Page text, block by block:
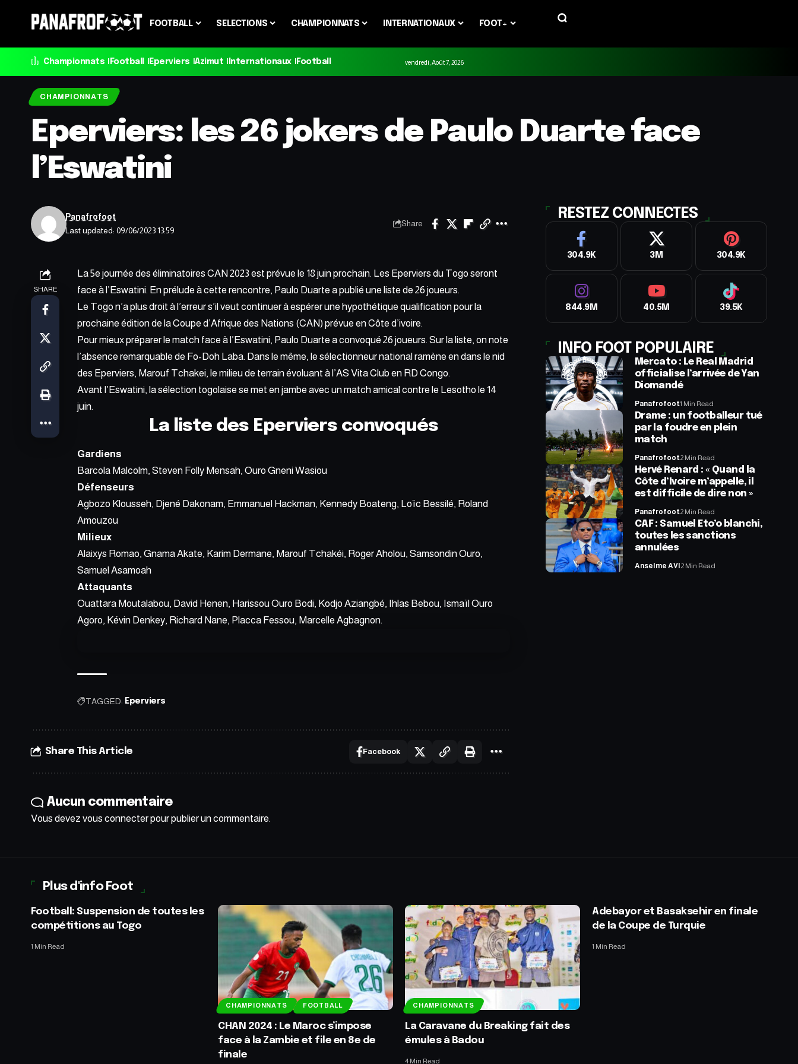
FOOTBALL SELECTIONS CHAMPIONNATS INTERNATIONAUX FOOT+
Championnats Football Eperviers Azimut Internationaux Football vendredi, Août 7, 2026
CHAMPIONNATS
Eperviers: les 26 jokers de Paulo Duarte face
l’Eswatini
Last updated: 09/06/2023 13:59
Panafrofoot
Share
SHARE
La 5e journée des éliminatoires CAN 2023 est prévue le 18 juin prochain. Les Eperviers du Togo seront
face à l’Eswatini. En prélude à cette rencontre, Paulo Duarte a publié une liste de 26 joueurs.
Le Togo n’a plus droit à l’erreurs’il veut continuer à espérer une hypothétique qualification pour la
prochaine édition de la Coupe d’Afrique des Nations (CAN) prévue en Côte d’ivoire.
Pour mieux préparer le match face à l’Eswatini, Paulo Duarte a convoqué 26 joueurs. Sur la liste, on note
l’absence remarquable de Fo-Doh Laba. Dans le même, le sélectionneur national ramène en dans le nid
des Eperviers, Marouf Tchakei, le milieu de terrain évoluant à l’AS Vita Club en RD Congo.
Avant l’Eswatini, la sélection togolaise se met en jambe avec un match amical contre le Lesotho le 14
juin.
La liste des Eperviers convoqués
Gardiens
Barcola Malcolm, Steven Folly Mensah, Ouro Gneni Wasiou
Défenseurs
Agbozo Klousseh, Djené Dakonam, Emmanuel Hackman, Kennedy Boateng, Loïc Bessilé, Roland
Amouzou
Milieux
Alaixys Romao, Gnama Akate, Karim Dermane, Marouf Tchakéi, Roger Aholou, Samsondin Ouro,
Samuel Asamoah
Attaquants
Ouattara Moutalabou, David Henen, Harissou Ouro Bodi, Kodjo Aziangbé, Ihlas Bebou, Ismaïl Ouro
Agoro, Kévin Denkey, Richard Nane, Placca Fessou, Marcelle Agbagnon.
TAGGED: Eperviers
Share This Article Facebook
Aucun commentaire
Vous devez vous connecterpour publier un commentaire.
RESTEZ CONNECTES
304.9K 3M 304.9K
844.9M 40.5M 39.5K
INFO FOOT POPULAIRE
Mercato : Le Real Madrid
officialise l’arrivée de Yan
Diomandé
Panafrofoot1 Min Read
Drame : un footballeur tué
par la foudre en plein
match
Panafrofoot2 Min Read
Hervé Renard : « Quand la
Côte d’Ivoire m’appelle, il
est difficile de dire non »
Panafrofoot2 Min Read
CAF : Samuel Eto’o blanchi,
toutes les sanctions
annulées
Anselme AVI 2 Min Read
Plus d'info Foot
Football: Suspension de toutes les
compétitions au Togo
1 Min Read
CHAMPIONNATS FOOTBALL
CHAN 2024 : Le Maroc s’impose
face à la Zambie et file en 8e de
finale
CHAMPIONNATS
La Caravane du Breaking fait des
émules à Badou
4 Min Read
Adebayor et Basaksehir en finale
de la Coupe de Turquie
1 Min Read